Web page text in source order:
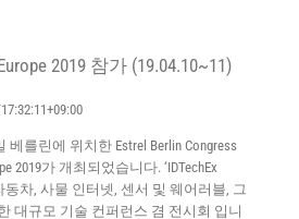
2019 참가 (19.04.10~11)
베를린에 위치한 Estrel Berlin Congress
2019가 개최되었습니다. ‘IDTechEx
동차, 사물 인터넷, 센서 및 웨어러블, 그
대규모 기술 컨퍼런스 겸 전시회 입니